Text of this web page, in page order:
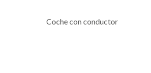
Coche con conductor